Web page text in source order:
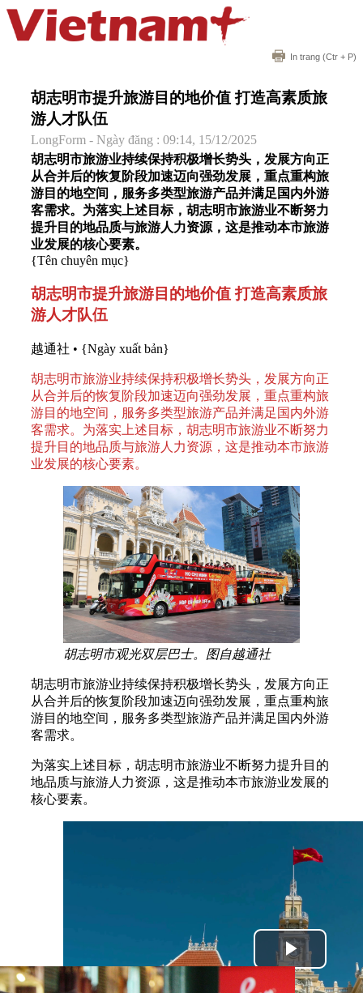
In trang (Ctr + P)
胡志明市提升旅游目的地价值 打造高素质旅
游人才队伍
LongForm - Ngày đăng : 09:14, 15/12/2025
胡志明市旅游业持续保持积极增长势头，发展方向正
从合并后的恢复阶段加速迈向强劲发展，重点重构旅
游目的地空间，服务多类型旅游产品并满足国内外游
客需求。为落实上述目标，胡志明市旅游业不断努力
提升目的地品质与旅游人力资源，这是推动本市旅游
业发展的核心要素。
{Tên chuyên mục}
胡志明市提升旅游目的地价值 打造高素质旅
游人才队伍
越通社 • {Ngày xuất bản}
胡志明市旅游业持续保持积极增长势头，发展方向正
从合并后的恢复阶段加速迈向强劲发展，重点重构旅
游目的地空间，服务多类型旅游产品并满足国内外游
客需求。为落实上述目标，胡志明市旅游业不断努力
提升目的地品质与旅游人力资源，这是推动本市旅游
业发展的核心要素。
胡志明市观光双层巴士。图自越通社
胡志明市旅游业持续保持积极增长势头，发展方向正
从合并后的恢复阶段加速迈向强劲发展，重点重构旅
游目的地空间，服务多类型旅游产品并满足国内外游
客需求。
为落实上述目标，胡志明市旅游业不断努力提升目的
地品质与旅游人力资源，这是推动本市旅游业发展的
核心要素。